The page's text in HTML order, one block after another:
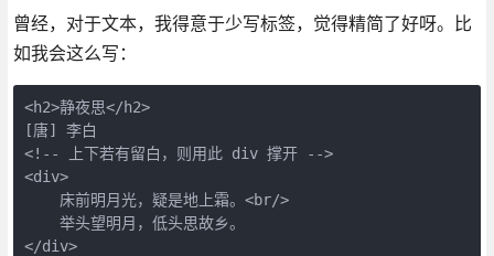
曾经，对于文本，我得意于少写标签，觉得精简了好呀。比
如我会这么写：
<h2>静夜思</h2>
[唐] 李白
<!-- 上下若有留白，则用此 div 撑开 -->
<div>
    床前明月光，疑是地上霜。<br/>
    举头望明月，低头思故乡。
</div>